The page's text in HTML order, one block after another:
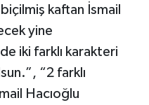
kaftan İsmail
yine
iki farklı karakteri
“2 farklı
Hacıoğlu